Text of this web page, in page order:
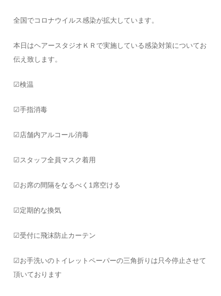
全国でコロナウイルス感染が拡大しています。
本日はヘアースタジオＫＲで実施している感染対策についてお
伝え致します。
☑︎検温
☑︎手指消毒
☑︎店舗内アルコール消毒
☑︎スタッフ全員マスク着用
☑︎お席の間隔をなるべく1席空ける
☑︎定期的な換気
☑︎受付に飛沫防止カーテン
☑︎お手洗いのトイレットペーパーの三角折りは只今停止させて
頂いております